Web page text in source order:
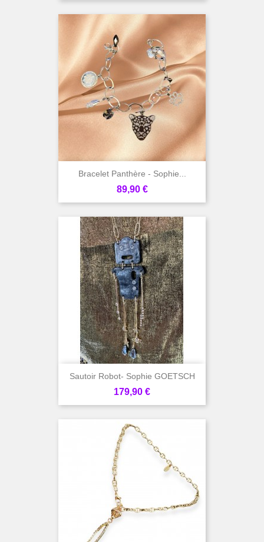
Bracelet Panthère - Sophie...
Prix
89,90 €
Sautoir Robot- Sophie GOETSCH
Prix
179,90 €